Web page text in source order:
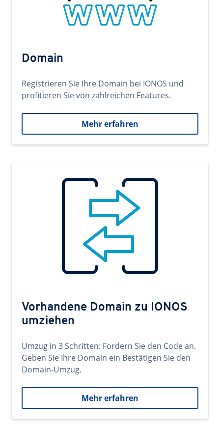
Domain
Registrieren Sie Ihre Domain bei IONOS und
profitieren Sie von zahlreichen Features.
Mehr erfahren
Vorhandene Domain zu IONOS
umziehen
Umzug in 3 Schritten: Fordern Sie den Code an.
Geben Sie Ihre Domain ein Bestätigen Sie den
Domain-Umzug.
Mehr erfahren